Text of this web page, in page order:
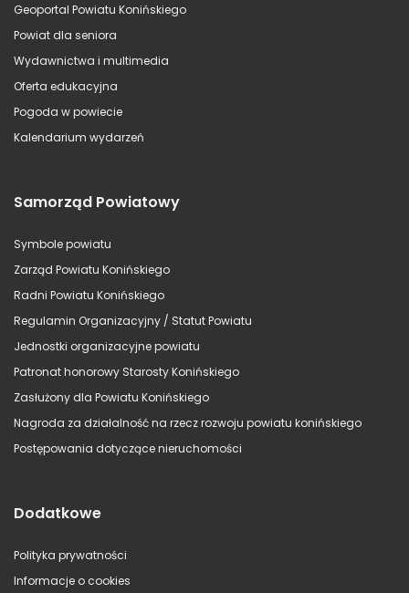
Geoportal Powiatu Konińskiego
Powiat dla seniora
Wydawnictwa i multimedia
Oferta edukacyjna
Pogoda w powiecie
Kalendarium wydarzeń
Samorząd Powiatowy
Symbole powiatu
Zarząd Powiatu Konińskiego
Radni Powiatu Konińskiego
Regulamin Organizacyjny / Statut Powiatu
Jednostki organizacyjne powiatu
Patronat honorowy Starosty Konińskiego
Zasłużony dla Powiatu Konińskiego
Nagroda za działalność na rzecz rozwoju powiatu konińskiego
Postępowania dotyczące nieruchomości
Dodatkowe
Polityka prywatności
Informacje o cookies